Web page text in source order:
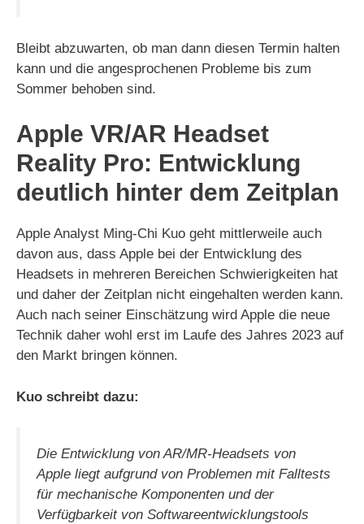
Bleibt abzuwarten, ob man dann diesen Termin halten
kann und die angesprochenen Probleme bis zum
Sommer behoben sind.
Apple VR/AR Headset
Reality Pro: Entwicklung
deutlich hinter dem Zeitplan
Apple Analyst Ming-Chi Kuo geht mittlerweile auch
davon aus, dass Apple bei der Entwicklung des
Headsets in mehreren Bereichen Schwierigkeiten hat
und daher der Zeitplan nicht eingehalten werden kann.
Auch nach seiner Einschätzung wird Apple die neue
Technik daher wohl erst im Laufe des Jahres 2023 auf
den Markt bringen können.
Kuo schreibt dazu:
Die Entwicklung von AR/MR-Headsets von
Apple liegt aufgrund von Problemen mit Falltests
für mechanische Komponenten und der
Verfügbarkeit von Softwareentwicklungstools